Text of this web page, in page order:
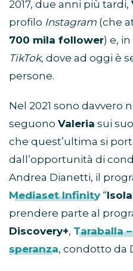
2017, due anni più tardi,
profilo Instagram (che
700 mila follower) e,
TikTok, dove ad oggi è
persone.
Nel 2021 sono davvero
seguono Valeria sui
che quest’ultima si
dall’opportunità di
Andrea Dianetti, il
Mediaset Infinity “
prendere parte al
Discovery+, Taraballa
speranza, condotto da